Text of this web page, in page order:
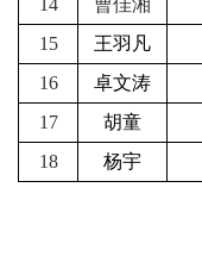
14
曹佳湘
15
王羽凡
16
卓文涛
17
胡童
18
杨宇